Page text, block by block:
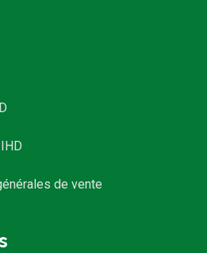
de vente